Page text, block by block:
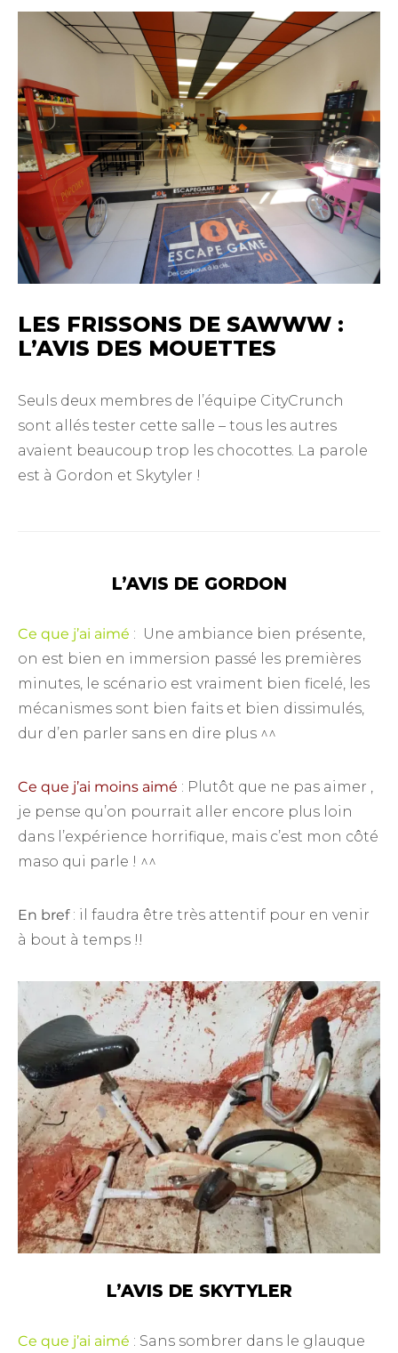
LES FRISSONS DE SAWWW :
L’AVIS DES MOUETTES
Seuls deux membres de l’équipe CityCrunch
sont allés tester cette salle – tous les autres
avaient beaucoup trop les chocottes. La parole
est à Gordon et Skytyler !
L’AVIS DE GORDON
Ce que j’ai aimé : Une ambiance bien présente,
on est bien en immersion passé les premières
minutes, le scénario est vraiment bien ficelé, les
mécanismes sont bien faits et bien dissimulés,
dur d’en parler sans en dire plus ^^
Ce que j’ai moins aimé : Plutôt que ne pas aimer ,
je pense qu’on pourrait aller encore plus loin
dans l’expérience horrifique, mais c’est mon côté
maso qui parle ! ^^
En bref: il faudra être très attentif pour en venir
à bout à temps !!
L’AVIS DE SKYTYLER
Ce que j’ai aimé : Sans sombrer dans le glauque